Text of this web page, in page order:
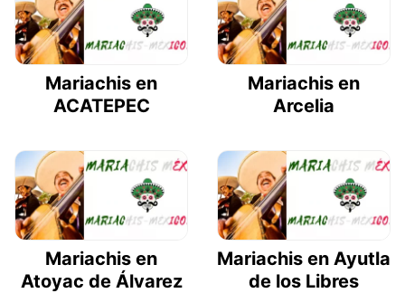
Mariachis en
ACATEPEC
Mariachis en
Arcelia
Mariachis en
Atoyac de Álvarez
Mariachis en Ayutla
de los Libres